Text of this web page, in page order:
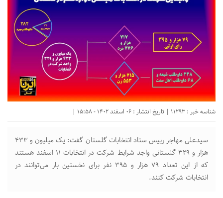
شناسه خبر : 11293 | تاریخ انتشار : 06 اسفند 1402 - 15:58 |
سیدعلی مهاجر رییس ستاد انتخابات گلستان گفت: یک میلیون و ۴۳۳
هزار و ۳۲۹ گلستانی واجد شرایط شرکت در انتخابات ۱۱ اسفند هستند
که از این تعداد ۷۹ هزار و ۳۹۵ نفر برای نخستین بار می‌توانند در
انتخابات شرکت کنند.